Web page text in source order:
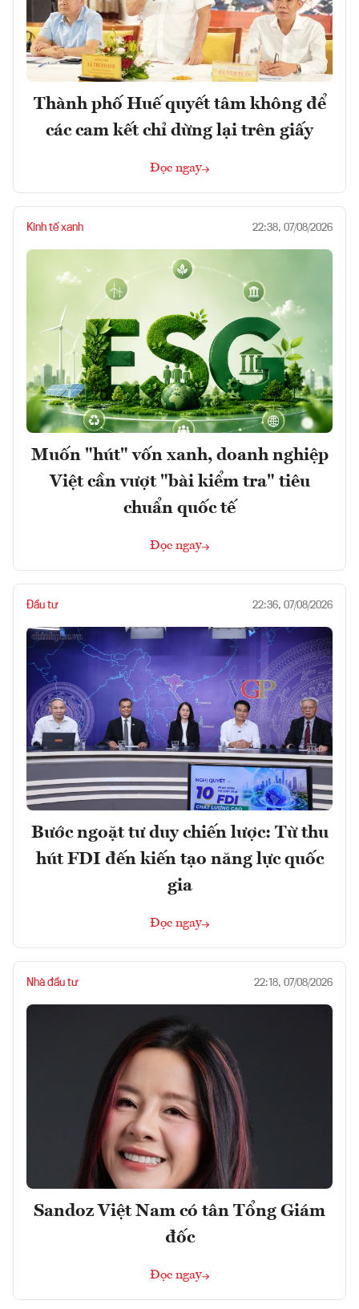
Thành phố Huế quyết tâm không để
các cam kết chỉ dừng lại trên giấy
Đọc ngay
Kinh tế xanh 22:38, 07/08/2026
Muốn "hút" vốn xanh, doanh nghiệp
Việt cần vượt "bài kiểm tra" tiêu
chuẩn quốc tế
Đọc ngay
Đầu tư 22:36, 07/08/2026
Bước ngoặt tư duy chiến lược: Từ thu
hút FDI đến kiến tạo năng lực quốc
gia
Đọc ngay
Nhà đầu tư 22:18, 07/08/2026
Sandoz Việt Nam có tân Tổng Giám
đốc
Đọc ngay